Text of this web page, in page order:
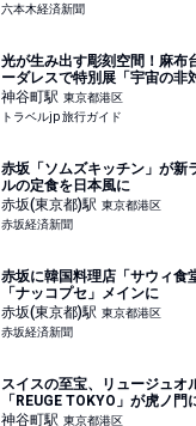
六本木経済新聞
光が生み出す彫刻空間！麻布
ーダレスで特別展「宇宙の非
東京都 | トラベルjp 旅行ガイド
神谷町駅 東京都港区
トラベルjp 旅行ガイド
赤坂「ソムズキッチン」が
ルの定食を日本風に
赤坂(東京都)駅 東京都港区
赤坂経済新聞
赤坂に韓国料理店「サウィ
「ナッコプセ」メインに
赤坂(東京都)駅 東京都港区
赤坂経済新聞
スイスの至宝、リュージュオ
「REUGE TOKYO」が虎ノ門
神谷町駅 東京都港区